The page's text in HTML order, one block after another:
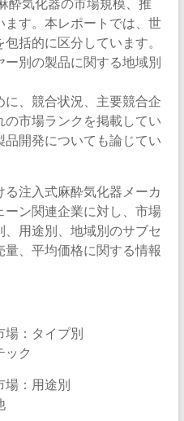
す。本レポートでは、世
括的に区分しています。
別の製品に関する地域別
、競合状況、主要競合企
市場ランクを掲載してい
品開発についても論じてい
注入式麻酔気化器メーカ
ン関連企業に対し、市場
用途別、地域別のサブセ
、平均価格に関する情報
場：タイプ別
ック
場：用途別